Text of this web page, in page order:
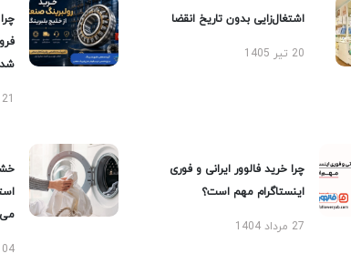
اشتغال‌زایی بدون تاریخ انقضا
20 تیر 1405
21 تیر 1405
چرا خرید فالوور ایرانی و فوری
اینستاگرام مهم است؟
27 مرداد 1404
04 اسفند 1404